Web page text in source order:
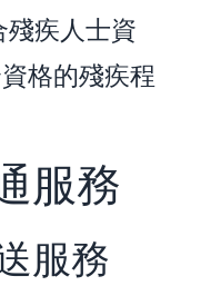
疾人士資
格的殘疾程
服務
服務